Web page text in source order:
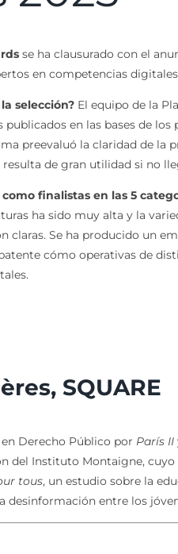
se ha clausurado con el
en competencias
selección? El equipo de la
en las bases de
preevaluó la claridad de la
de gran utilidad si no
finalistas en las 5
ha sido muy alta y la
claras. Se ha producido un
cómo operativas de
SQUARE
Derecho Público por París II
del Instituto Montaigne,
tous, un estudio sobre la
entre los